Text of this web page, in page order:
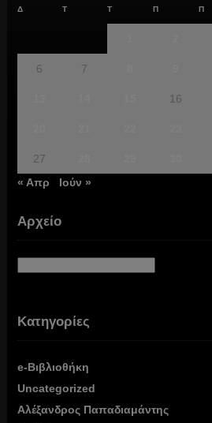
Δ Τ Τ Π Π
6 7
16
27
« Απρ
Ιούν »
Αρχείο
Κατηγορίες
e-Βιβλιοθήκη
Uncategorized
Αλέξανδρος Παπαδιαμάντης